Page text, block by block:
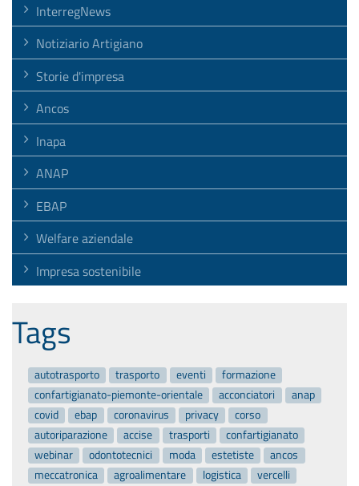
InterregNews
Notiziario Artigiano
Storie d'impresa
Ancos
Inapa
ANAP
EBAP
Welfare aziendale
Impresa sostenibile
Tags
autotrasporto trasporto eventi
formazione
confartigianato-piemonte-orientale
acconciatori
anap
covid
ebap coronavirus privacy
corso
autoriparazione
accise trasporti
confartigianato
webinar
odontotecnici moda estetiste
ancos
meccatronica
agroalimentare logistica
vercelli